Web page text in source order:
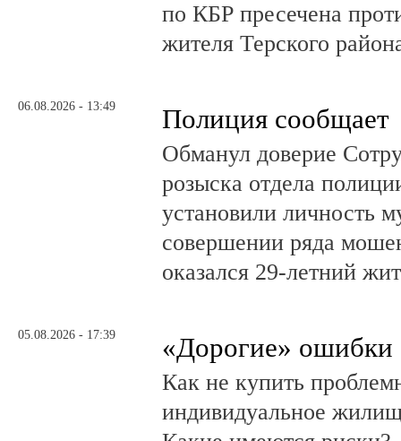
по КБР пресечена
жителя Терского
06.08.2026 - 13:49 Полиция сообщает
Обманул доверие
розыска отдела
установили личность
совершении ряда
оказался 29-летний
05.08.2026 - 17:39 «Дорогие» ошибки
Как не купить
индивидуальное